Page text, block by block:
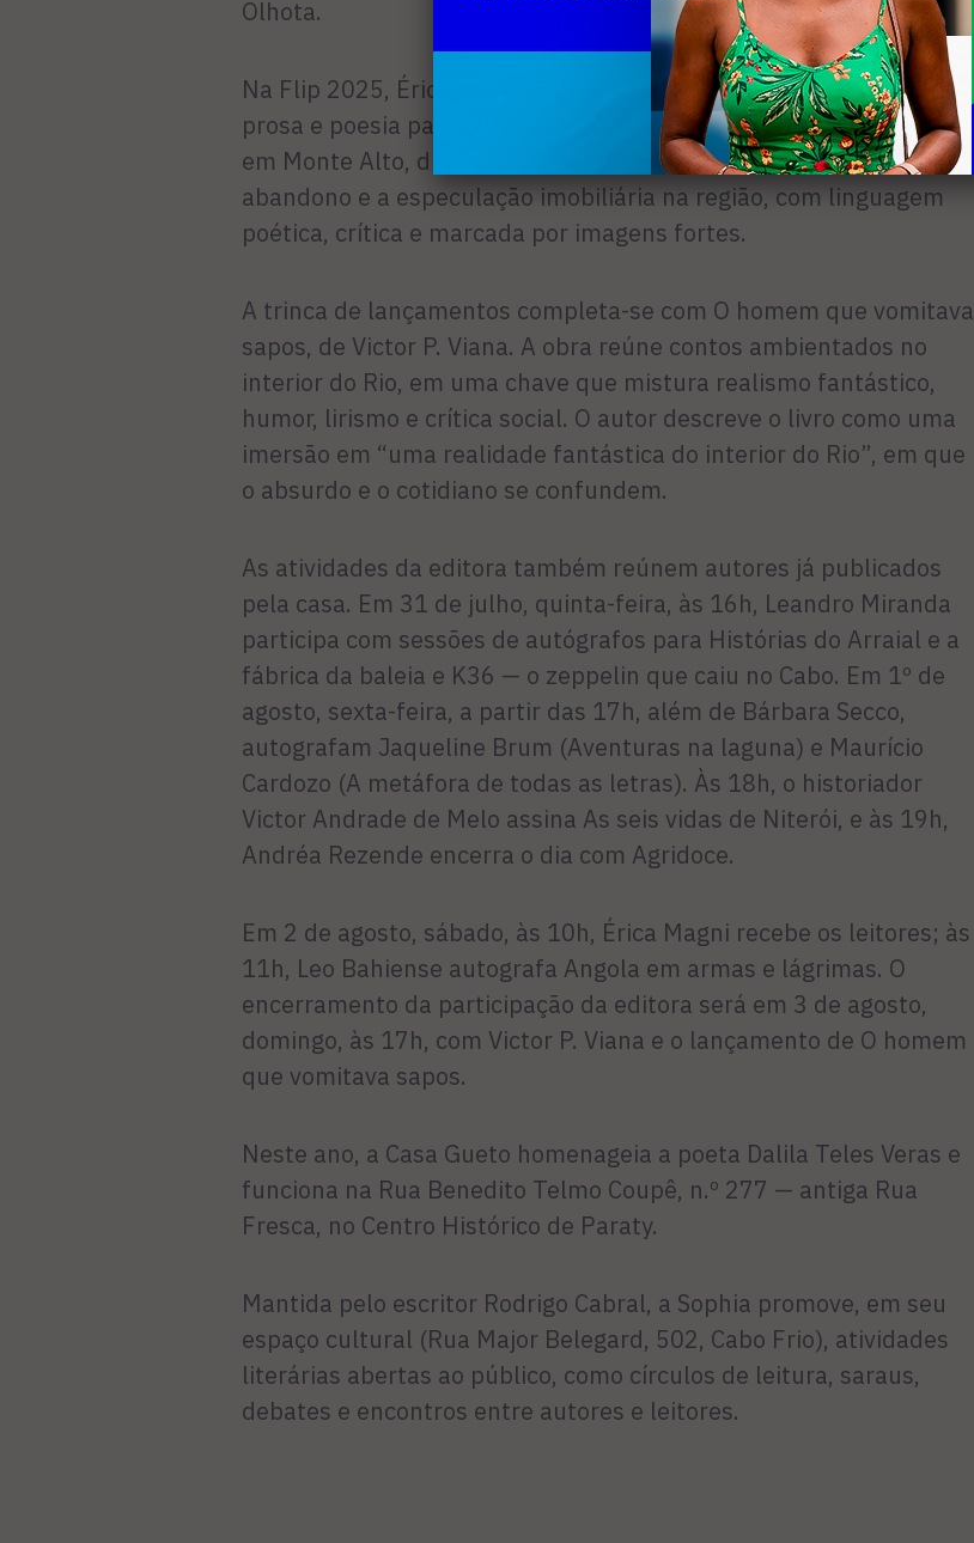
Olhota.
Na Flip 2025, Érica lança Maresia corrói os dentes, obra que une
prosa e poesia para retratar a corrosão social, ambiental e afetiva
em Monte Alto, distrito de Arraial do Cabo. O livro denuncia o
abandono e a especulação imobiliária na região, com linguagem
poética, crítica e marcada por imagens fortes.
A trinca de lançamentos completa-se com O homem que vomitava
sapos, de Victor P. Viana. A obra reúne contos ambientados no
interior do Rio, em uma chave que mistura realismo fantástico,
humor, lirismo e crítica social. O autor descreve o livro como uma
imersão em “uma realidade fantástica do interior do Rio”, em que
o absurdo e o cotidiano se confundem.
As atividades da editora também reúnem autores já publicados
pela casa. Em 31 de julho, quinta-feira, às 16h, Leandro Miranda
participa com sessões de autógrafos para Histórias do Arraial e a
fábrica da baleia e K36 — o zeppelin que caiu no Cabo. Em 1º de
agosto, sexta-feira, a partir das 17h, além de Bárbara Secco,
autografam Jaqueline Brum (Aventuras na laguna) e Maurício
Cardozo (A metáfora de todas as letras). Às 18h, o historiador
Victor Andrade de Melo assina As seis vidas de Niterói, e às 19h,
Andréa Rezende encerra o dia com Agridoce.
Em 2 de agosto, sábado, às 10h, Érica Magni recebe os leitores; às
11h, Leo Bahiense autografa Angola em armas e lágrimas. O
encerramento da participação da editora será em 3 de agosto,
domingo, às 17h, com Victor P. Viana e o lançamento de O homem
que vomitava sapos.
Neste ano, a Casa Gueto homenageia a poeta Dalila Teles Veras e
funciona na Rua Benedito Telmo Coupê, n.º 277 — antiga Rua
Fresca, no Centro Histórico de Paraty.
Mantida pelo escritor Rodrigo Cabral, a Sophia promove, em seu
espaço cultural (Rua Major Belegard, 502, Cabo Frio), atividades
literárias abertas ao público, como círculos de leitura, saraus,
debates e encontros entre autores e leitores.